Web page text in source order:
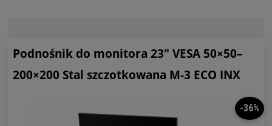
Podnośnik do monitora 23" VESA 50×50–
200×200 Stal szczotkowana M-3 ECO INX
-36%